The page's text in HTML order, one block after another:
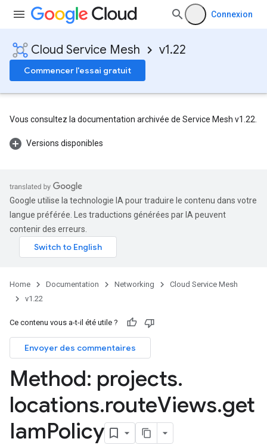
Connexion
Cloud Service Mesh v1.22
Commencer l'essai gratuit
Vous consultez la documentation archivée de Service Mesh v1.22.
Versions disponibles
Google utilise la technologie IA pour traduire le contenu dans votre
langue préférée. Les traductions générées par IA peuvent
contenir des erreurs.
Home Documentation Networking
Cloud Service Mesh
v1.22
Ce contenu vous a-t-il été utile ?
Envoyer des commentaires
Method: projects.
locations.routeViews.get
IamPolicy